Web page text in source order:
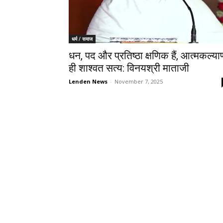
धर्म / समाज
धन, पद और प्रतिष्ठा क्षणिक हैं,
ही शाश्वत सत्य: विनयश्री माताजी
Lenden News - November 7, 2025